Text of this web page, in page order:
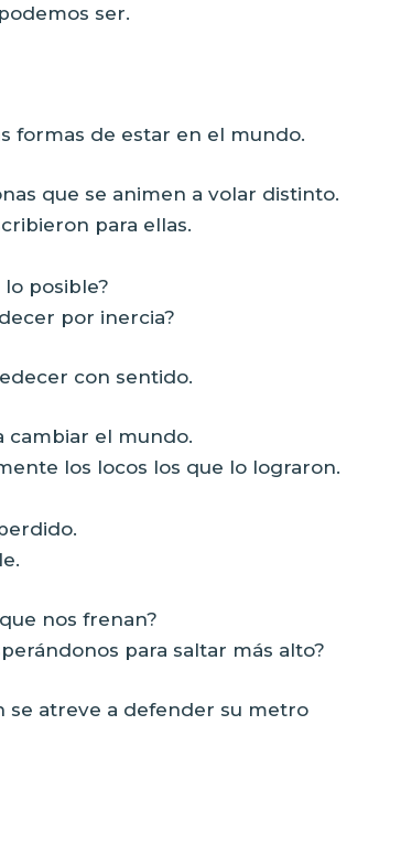
ser.
formas de estar en el mundo.
que se animen a volar distinto.
para ellas.
lo posible?
por inercia?
con sentido.
cambiar el mundo.
los locos los que lo lograron.
nos frenan?
para saltar más alto?
se atreve a defender su metro